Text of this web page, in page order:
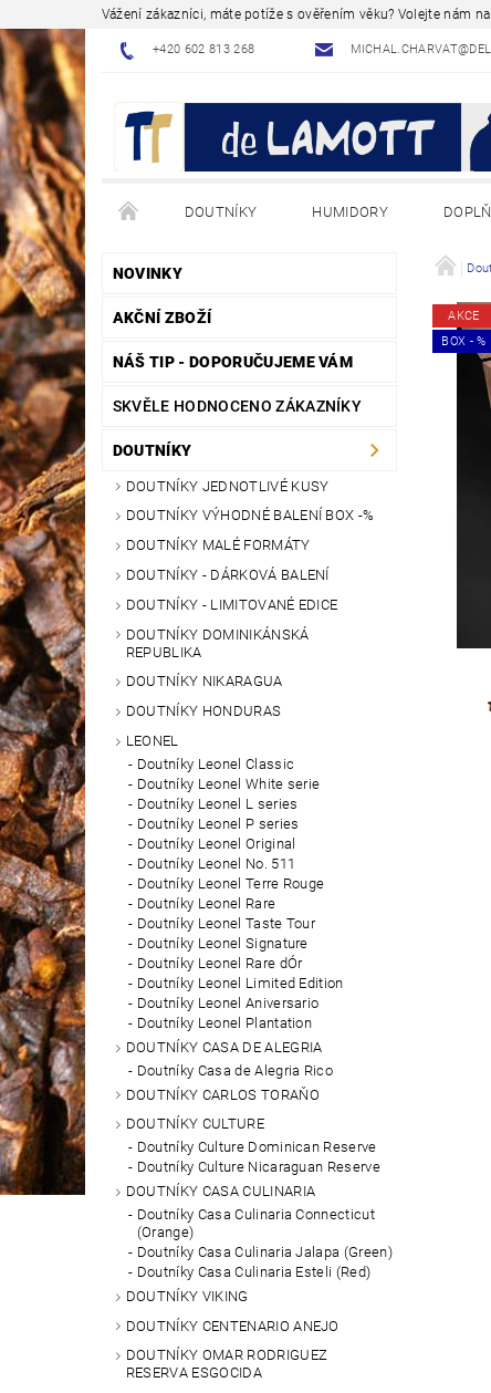
Vážení zákazníci, máte potíže s ověřením věku? Volejte nám
+420 602 813 268
DOUTNÍKY HUMIDORY
NÁVODY - JAK NA TO BLOG - ODBORNÉ
NOVINKY
AKČNÍ ZBOŽÍ
NÁŠ TIP - DOPORUČUJEME VÁM
SKVĚLE HODNOCENO ZÁKAZNÍKY
DOUTNÍKY
DOUTNÍKY JEDNOTLIVÉ KUSY
DOUTNÍKY VÝHODNÉ BALENÍ BOX -%
DOUTNÍKY MALÉ FORMÁTY
DOUTNÍKY - DÁRKOVÁ BALENÍ
DOUTNÍKY - LIMITOVANÉ EDICE
DOUTNÍKY DOMINIKÁNSKÁ
REPUBLIKA
DOUTNÍKY NIKARAGUA
DOUTNÍKY HONDURAS
LEONEL
Doutníky Leonel Classic
Doutníky Leonel White serie
Doutníky Leonel L series
Doutníky Leonel P series
Doutníky Leonel Original
Doutníky Leonel No. 511
Doutníky Leonel Terre Rouge
Doutníky Leonel Rare
Doutníky Leonel Taste Tour
Doutníky Leonel Signature
Doutníky Leonel Rare dÓr
Doutníky Leonel Limited Edition
Doutníky Leonel Aniversario
Doutníky Leonel Plantation
DOUTNÍKY CASA DE ALEGRIA
Doutníky Casa de Alegria Rico
DOUTNÍKY CARLOS TORAŇO
DOUTNÍKY CULTURE
Doutníky Culture Dominican Reserve
Doutníky Culture Nicaraguan Reserve
DOUTNÍKY CASA CULINARIA
Doutníky Casa Culinaria Connecticut
(Orange)
Doutníky Casa Culinaria Jalapa (Green)
Doutníky Casa Culinaria Esteli (Red)
DOUTNÍKY VIKING
DOUTNÍKY CENTENARIO ANEJO
DOUTNÍKY OMAR RODRIGUEZ
RESERVA ESGOCIDA
AKCE
BOX - %